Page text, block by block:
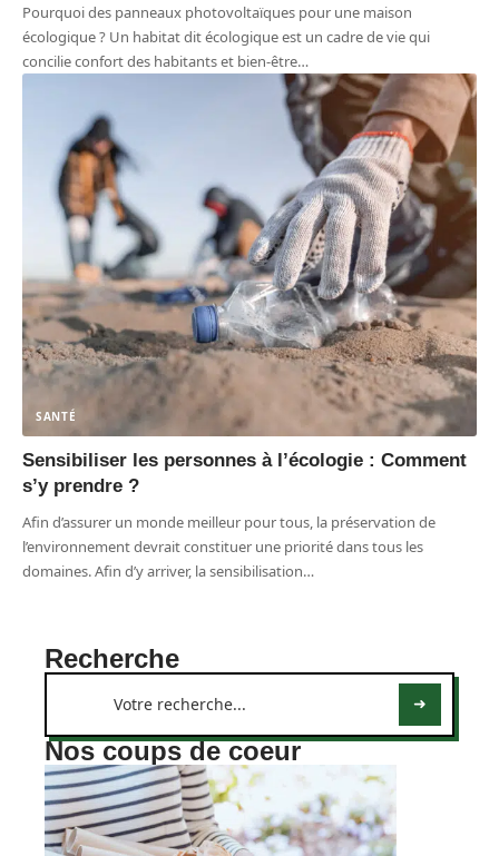
Pourquoi des panneaux photovoltaïques pour une maison
écologique ? Un habitat dit écologique est un cadre de vie qui
concilie confort des habitants et bien-être…
SANTÉ
Sensibiliser les personnes à l’écologie : Comment
s’y prendre ?
Afin d’assurer un monde meilleur pour tous, la préservation de
l’environnement devrait constituer une priorité dans tous les
domaines. Afin d’y arriver, la sensibilisation…
Recherche
Nos coups de coeur